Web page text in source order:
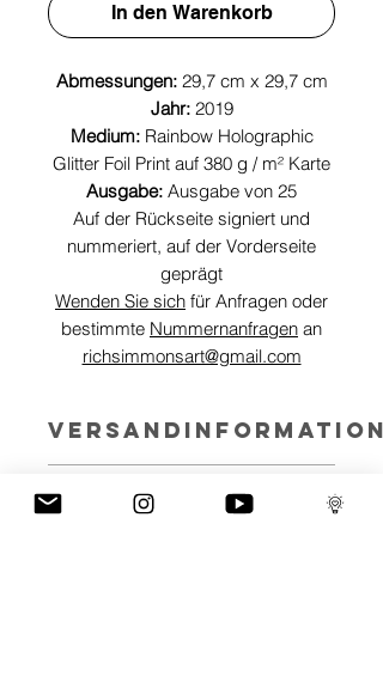
In den Warenkorb
Abmessungen:29,7 cm x 29,7 cm
Jahr:2019
Medium:Rainbow Holographic
Glitter Foil Print auf 380 g / m² Karte
Ausgabe: Ausgabe von 25
Auf der Rückseite signiert und
nummeriert, auf der Vorderseite
geprägt
Wenden Sie sich für Anfragen oder
bestimmte Nummernanfragen an
richsimmonsart@gmail.com
VERSANDINFORMATION
werden.
ART INFO